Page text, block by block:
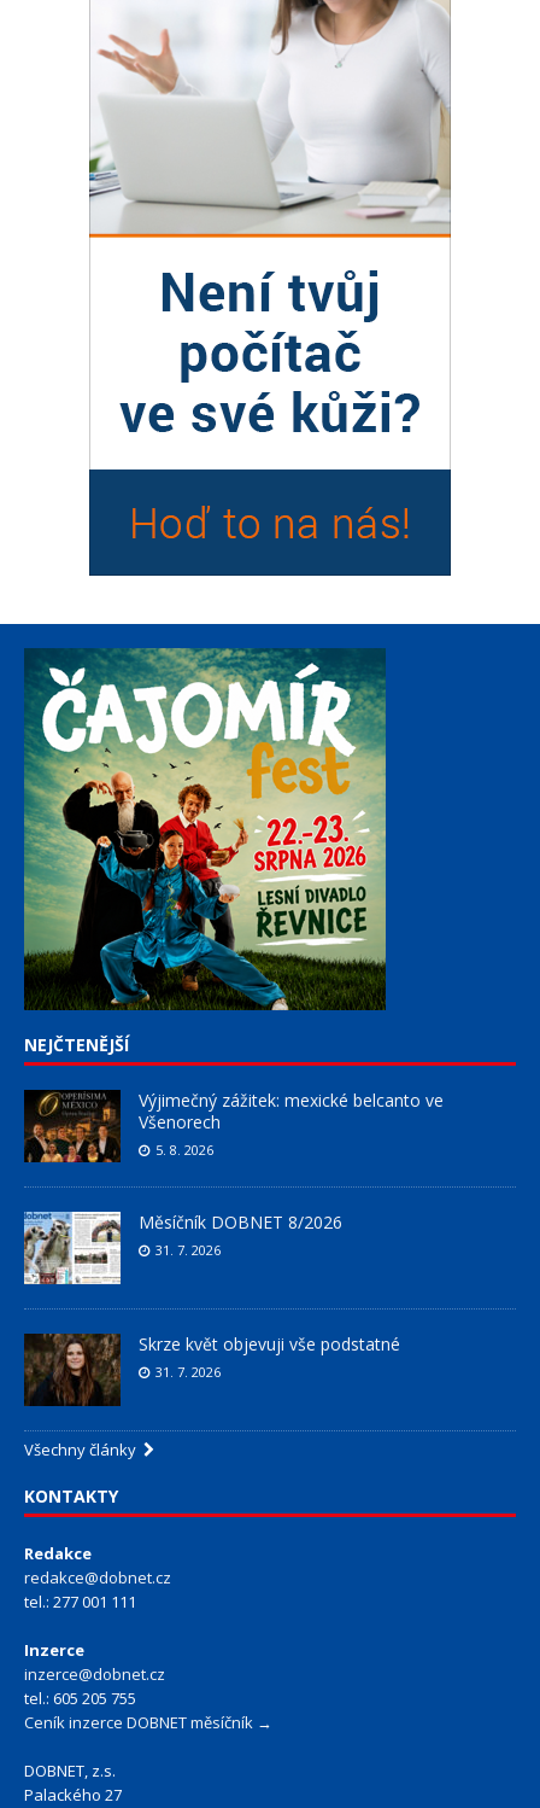
NEJČTENĚJŠÍ
Výjimečný zážitek: mexické belcanto ve
Všenorech
5. 8. 2026
Měsíčník DOBNET 8/2026
31. 7. 2026
Skrze květ objevuji vše podstatné
31. 7. 2026
Všechny články
KONTAKTY
Redakce
redakce@dobnet.cz
tel.: 277 001 111
Inzerce
inzerce@dobnet.cz
tel.: 605 205 755
Ceník inzerce DOBNET měsíčník →
DOBNET, z.s.
Palackého 27